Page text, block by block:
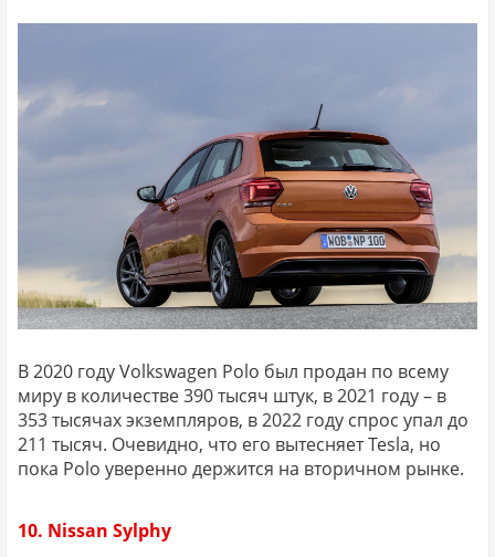
В 2020 году Volkswagen Polo был продан по всему
миру в количестве 390 тысяч штук, в 2021 году – в
353 тысячах экземпляров, в 2022 году спрос упал до
211 тысяч. Очевидно, что его вытесняет Tesla, но
пока Polo уверенно держится на вторичном рынке.
10. Nissan Sylphy